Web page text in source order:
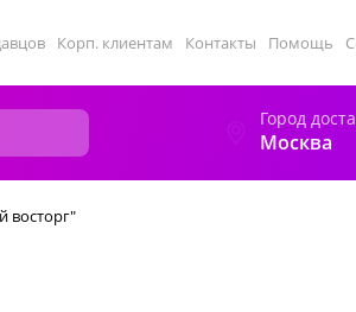
Корп. клиентам Контакты Помощь
Город
Москва
восторг"